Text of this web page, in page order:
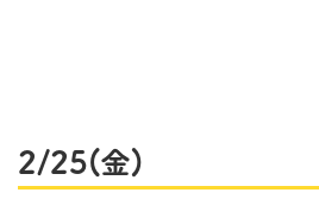
2/25(金)